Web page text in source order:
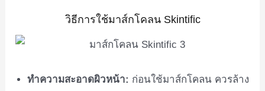
วิธีการใช้มาส์กโคลน Skintific
ทำความสะอาดผิวหน้า: ก่อนใช้มาส์กโคลน ควรล้าง